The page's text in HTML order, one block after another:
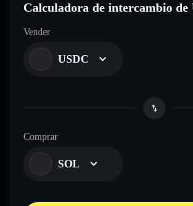
Calculadora de intercambio de
Vender
USDC
Comprar
SOL